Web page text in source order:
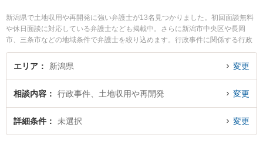
新潟県で土地収用や再開発に強い弁護士が13名見つかりました。初回面談無料
や休日面談に対応している弁護士なども掲載中。さらに新潟市中央区や長岡
市、三条市などの地域条件で弁護士を絞り込めます。行政事件に関係する行政
処分の不服申立てや住民訴訟、抗告訴訟（処分取り消し等）等の細かな分野で
の絞り込み検索もでき便利です。特に坂上富男法律税理事務所の江澤 和彦弁護
す。『新潟県で土日や夜間に発生した土地収用や再開発のトラブルを今すぐに
弁護士に相談したい』『土地収用や再開発のトラブル解決の実績豊富な近くの
弁護士を検索したい』『初回相談無料で土地収用や再開発を法律相談できる新
エリア 新潟県 変更
相談内容 行政事件、土地収用や再開発 変更
詳細条件 未選択 変更